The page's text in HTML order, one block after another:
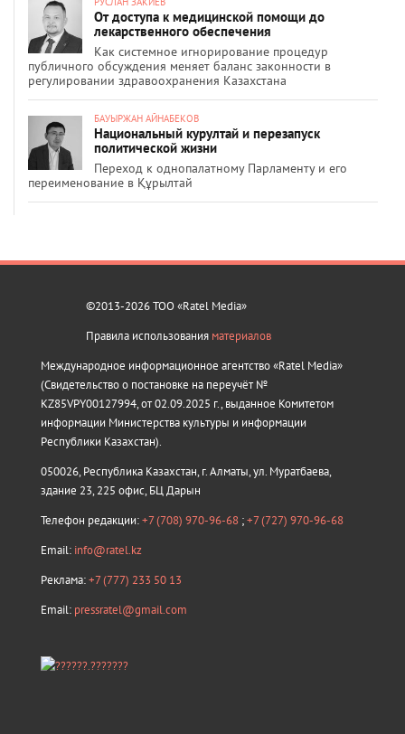
От доступа к медицинской помощи до
лекарственного обеспечения
Как системное игнорирование процедур
публичного обсуждения меняет баланс законности в
регулировании здравоохранения Казахстана
БАУЫРЖАН АЙНАБЕКОВ
Национальный курултай и перезапуск
политической жизни
Переход к однопалатному Парламенту и его
переименование в Құрылтай
©2013-2026 ТОО «Ratel Media»
Правила использования материалов
Международное информационное агентство «Ratel Media»
(Свидетельство о постановке на переучёт №
KZ85VPY00127994, от 02.09.2025 г., выданное Комитетом
информации Министерства культуры и информации
Республики Казахстан).
050026, Республика Казахстан, г. Алматы, ул. Муратбаева,
здание 23, 225 офис, БЦ Дарын
Телефон редакции:+7 (708) 970-96-68 ;+7 (727) 970-96-68
Email: info@ratel.kz
Реклама:+7 (777) 233 50 13
Email: pressratel@gmail.com